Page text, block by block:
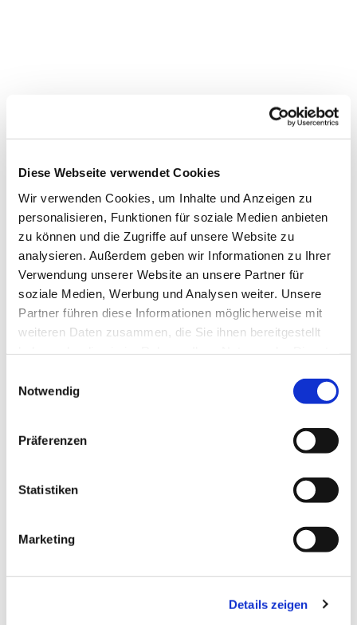
Diese Webseite verwendet Cookies
Wir verwenden Cookies, um Inhalte und Anzeigen zu
personalisieren, Funktionen für soziale Medien anbieten
zu können und die Zugriffe auf unsere Website zu
analysieren. Außerdem geben wir Informationen zu Ihrer
Verwendung unserer Website an unsere Partner für
soziale Medien, Werbung und Analysen weiter. Unsere
Partner führen diese Informationen möglicherweise mit
weiteren Daten zusammen, die Sie ihnen bereitgestellt
Notwendig
Präferenzen
Statistiken
Marketing
Details zeigen
Dies könnte Sie auch
interessieren